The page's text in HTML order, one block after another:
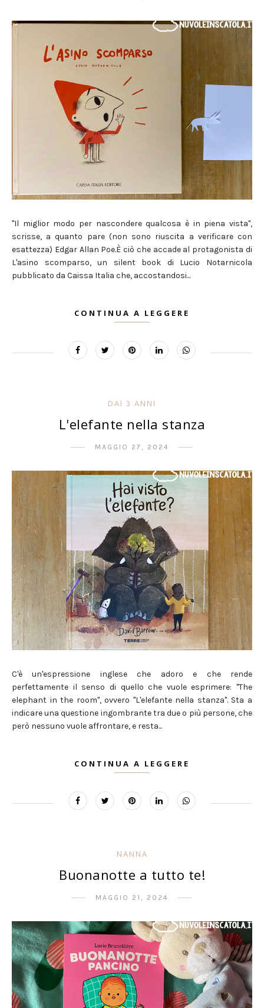
"Il miglior modo per nascondere qualcosa è in piena vista",
scrisse, a quanto pare (non sono riuscita a verificare con
esattezza) Edgar Allan Poe.È ciò che accade al protagonista di
L'asino scomparso, un silent book di Lucio Notarnicola
pubblicato da Caissa Italia che, accostandosi...
CONTINUA A LEGGERE
DAI 3 ANNI
L'elefante nella stanza
MAGGIO 27, 2024
C'è un'espressione inglese che adoro e che rende
perfettamente il senso di quello che vuole esprimere: "The
elephant in the room", ovvero "L'elefante nella stanza". Sta a
indicare una questione ingombrante tra due o più persone, che
però nessuno vuole affrontare, e resta...
CONTINUA A LEGGERE
NANNA
Buonanotte a tutto te!
MAGGIO 21, 2024